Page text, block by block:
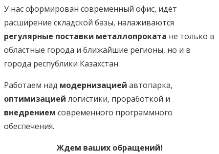
У нас сформирован современный офис, идёт
расширение складской базы, налаживаются
регулярные поставки металлопроката не только в
областные города и ближайшие регионы, но и в
города республики Казахстан.
Работаем над модернизацией автопарка,
оптимизацией логистики, проработкой и
внедрением современного программного
обеспечения.
Ждем ваших обращений!